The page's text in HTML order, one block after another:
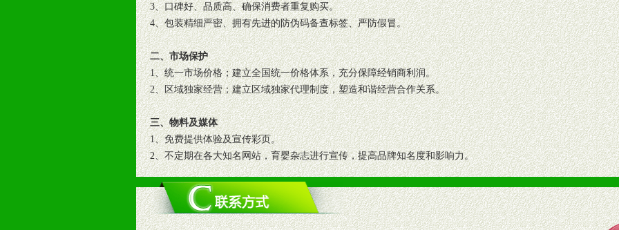
3、口碑好、品质高、确保消费者重复购买。
4、包装精细严密、拥有先进的防伪码备查标签、严防假冒。
二、市场保护
1、统一市场价格；建立全国统一价格体系，充分保障经销商利润。
2、区域独家经营；建立区域独家代理制度，塑造和谐经营合作关系。
三、物料及媒体
1、免费提供体验及宣传彩页。
2、不定期在各大知名网站，育婴杂志进行宣传，提高品牌知名度和影响力。
3、根据地方实际情况提供销售喷绘画、促销架等销售道具。
四、市场操作及支持
1、根据区域市场协助制定具体营销策略。